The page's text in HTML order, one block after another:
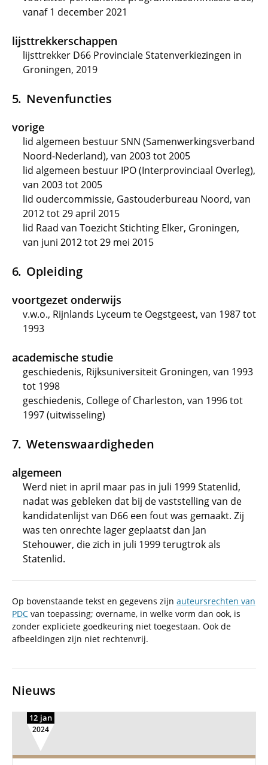
vanaf 1 december 2021
lijsttrekkerschappen
lijsttrekker D66 Provinciale Statenverkiezingen in
Groningen, 2019
Nevenfuncties
vorige
lid algemeen bestuur SNN (Samenwerkingsverband
Noord-Nederland), van 2003 tot 2005
lid algemeen bestuur IPO (Interprovinciaal Overleg),
van 2003 tot 2005
lid oudercommissie, Gastouderbureau Noord, van
2012 tot 29 april 2015
lid Raad van Toezicht Stichting Elker, Groningen,
van juni 2012 tot 29 mei 2015
Opleiding
voortgezet onderwijs
v.w.o., Rijnlands Lyceum te Oegstgeest, van 1987 tot
1993
academische studie
geschiedenis, Rijksuniversiteit Groningen, van 1993
tot 1998
geschiedenis, College of Charleston, van 1996 tot
1997 (uitwisseling)
Wetenswaardigheden
algemeen
Werd niet in april maar pas in juli 1999 Statenlid,
nadat was gebleken dat bij de vaststelling van de
kandidatenlijst van D66 een fout was gemaakt. Zij
was ten onrechte lager geplaatst dan Jan
Stehouwer, die zich in juli 1999 terugtrok als
Statenlid.
Op bovenstaande tekst en gegevens zijn auteursrechten van
PDC van toepassing; overname, in welke vorm dan ook, is
zonder expliciete goedkeuring niet toegestaan. Ook de
afbeeldingen zijn niet rechtenvrij.
Nieuws
12 jan
2024